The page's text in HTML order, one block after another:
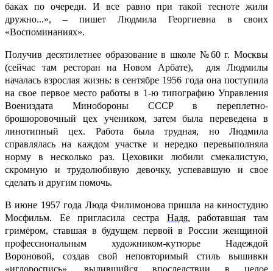
баках по очереди. И все равно при такой тесноте жили
дружно...», – пишет Людмила Георгиевна в своих
«Воспоминаниях».
Получив десятилетнее образование в школе №60 г. Москвы
(сейчас там ресторан на Новом Арбате), для Людмилы
началась взрослая жизнь: в сентябре 1956 года она поступила
на свое первое место работы в 1-ю типографию Управления
Воениздата Минобороны СССР в переплетно-
брошюровочный цех учеником, затем была переведена в
линотипный цех. Работа была трудная, но Людмила
справлялась на каждом участке и нередко перевыполняла
норму в несколько раз. Цеховики любили смекалистую,
скромную и трудолюбивую девочку, успевавшую и свое
сделать и другим помочь.
В июне 1957 года Люда Филимонова пришла на киностудию
Мосфильм. Ее пригласила сестра Надя, работавшая там
гримёром, ставшая в будущем первой в России женщиной
профессиональным художником-кутюрье Надеждой
Вороновой, создав свой неповторимый стиль вышивки
«иглороспись», вылившийся впоследствии в целое